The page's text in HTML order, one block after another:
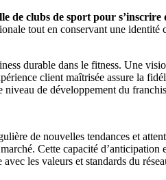
clubs de sport pour
tout en conservant une
durable dans le fitness. Une
client maîtrisée assure la
de développement du
de nouvelles tendances et
Cette capacité
les valeurs et standards du